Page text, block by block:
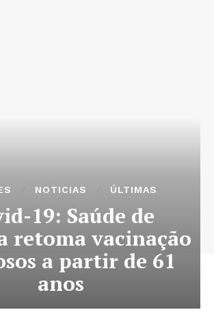
NOTICIAS ÚLTIMAS
19: Saúde de
retoma vacinação
a partir de 61
anos